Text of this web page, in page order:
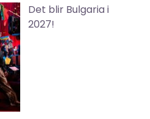
Det blir Bulgaria i
2027!